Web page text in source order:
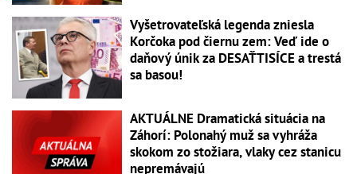
Vyšetrovateľská legenda zniesla
Korčoka pod čiernu zem: Veď ide o
daňový únik za DESAŤTISÍCE a trestá
sa basou!
AKTUÁLNE Dramatická situácia na
Záhorí: Polonahý muž sa vyhráža
skokom zo stožiara, vlaky cez stanicu
nepremávajú